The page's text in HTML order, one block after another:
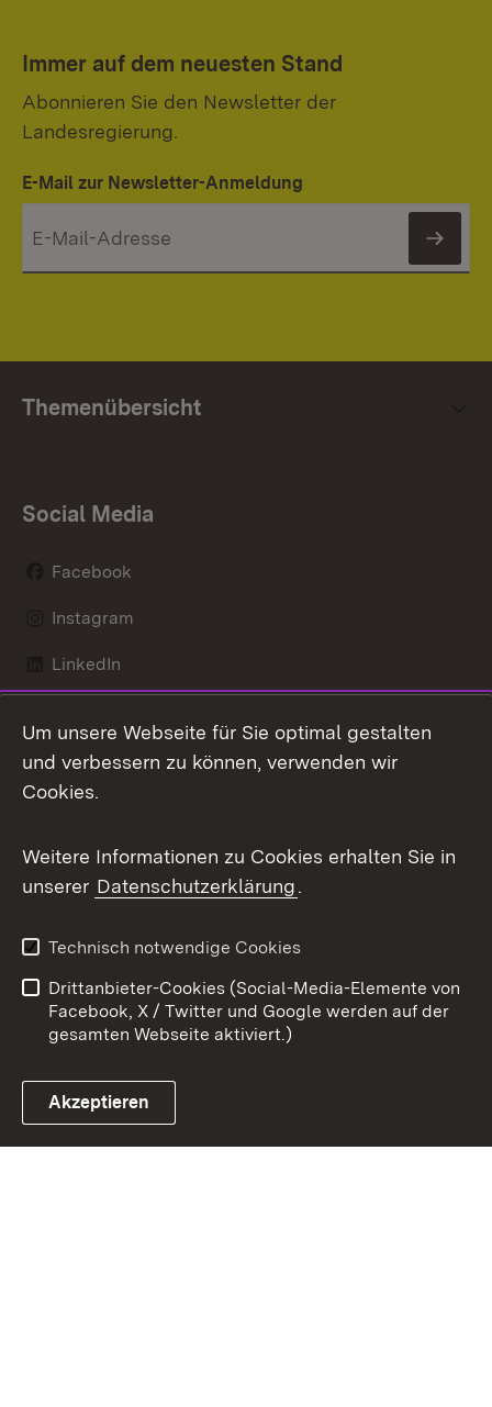
Immer auf dem neuesten Stand
Abonnieren Sie den Newsletter der
Landesregierung.
E-Mail zur Newsletter-Anmeldung
Themenübersicht
Social Media
Facebook
Instagram
LinkedIn
X / Twitter
Youtube
Link zum Landesportal
Kontakt
Datenschutz
Barrierefreiheit
Impressum
Cookies
Um unsere Webseite für Sie optimal gestalten
und verbessern zu können, verwenden wir
Cookies.
Weitere Informationen zu Cookies erhalten Sie in
unserer Datenschutzerklärung.
Technisch notwendige Cookies
Drittanbieter-Cookies (Social-Media-Elemente von
Facebook, X / Twitter und Google werden auf der
gesamten Webseite aktiviert.)
Akzeptieren